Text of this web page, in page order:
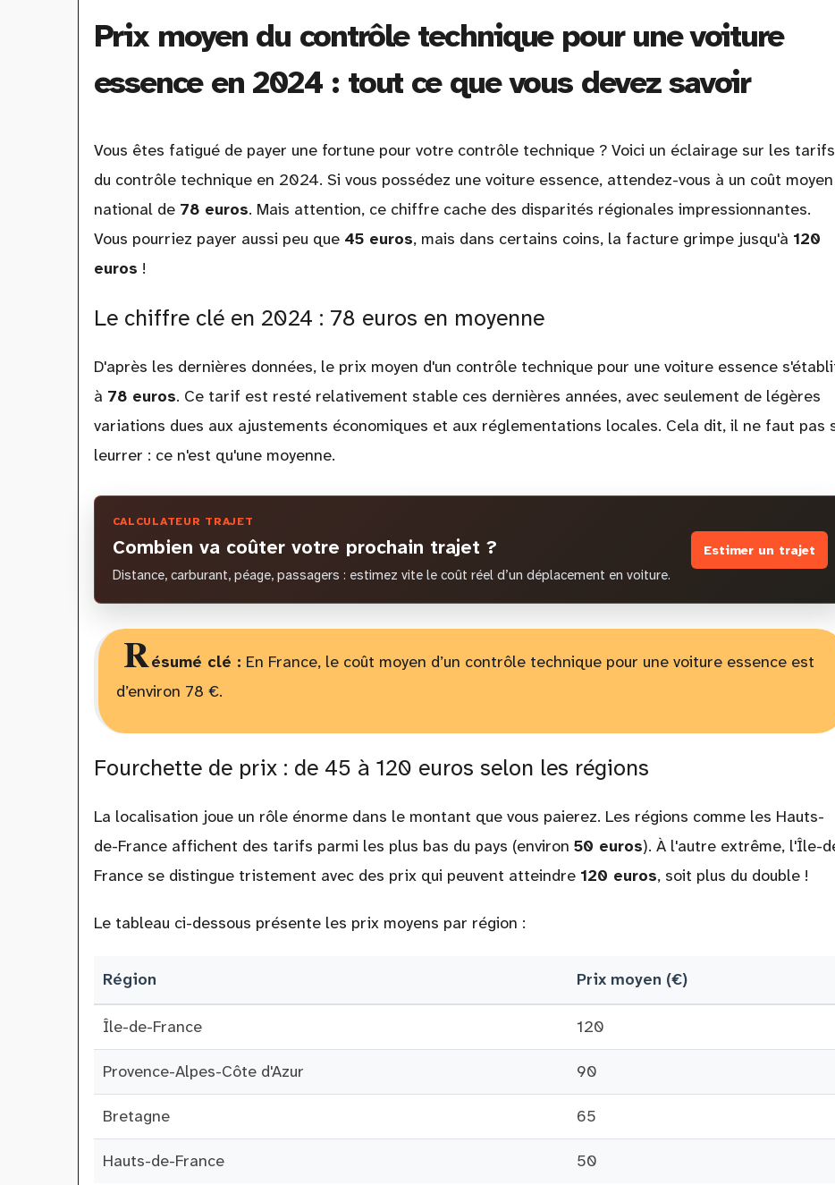
Prix moyen du contrôle technique pour une voiture
essence en 2024 : tout ce que vous devez savoir
Vous êtes fatigué de payer une fortune pour votre contrôle technique ? Voici un éclairage sur les tarifs
du contrôle technique en 2024. Si vous possédez une voiture essence, attendez-vous à un coût moyen
national de 78 euros. Mais attention, ce chiffre cache des disparités régionales impressionnantes.
Vous pourriez payer aussi peu que 45 euros, mais dans certains coins, la facture grimpe jusqu'à 120
euros !
Le chiffre clé en 2024 : 78 euros en moyenne
D'après les dernières données, le prix moyen d'un contrôle technique pour une voiture essence
à 78 euros. Ce tarif est resté relativement stable ces dernières années, avec seulement de légères
variations dues aux ajustements économiques et aux réglementations locales. Cela dit, il ne faut pas
leurrer : ce n'est qu'une moyenne.
CALCULATEUR TRAJET
Combien va coûter votre prochain trajet ?
Distance, carburant, péage, passagers : estimez vite le coût réel d’un déplacement en voiture.
Estimer un trajet
Résumé clé : En France, le coût moyen d’un contrôle technique pour une voiture essence est
d’environ 78 €.
Fourchette de prix : de 45 à 120 euros selon les régions
La localisation joue un rôle énorme dans le montant que vous paierez. Les régions comme les Hauts-
de-France affichent des tarifs parmi les plus bas du pays (environ 50 euros). À l'autre extrême, l'Île-
France se distingue tristement avec des prix qui peuvent atteindre 120 euros, soit plus du double !
Le tableau ci-dessous présente les prix moyens par région :
Région Prix moyen (€)
Île-de-France 120
Provence-Alpes-Côte d'Azur 90
Bretagne 65
Hauts-de-France 50